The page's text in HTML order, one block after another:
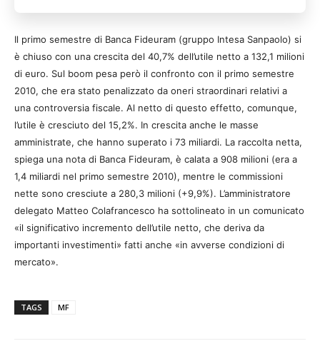
Il primo semestre di Banca Fideuram (gruppo Intesa Sanpaolo) si
è chiuso con una crescita del 40,7% dell’utile netto a 132,1 milioni
di euro. Sul boom pesa però il confronto con il primo semestre
2010, che era stato penalizzato da oneri straordinari relativi a
una controversia fiscale. Al netto di questo effetto, comunque,
l’utile è cresciuto del 15,2%. In crescita anche le masse
amministrate, che hanno superato i 73 miliardi. La raccolta netta,
spiega una nota di Banca Fideuram, è calata a 908 milioni (era a
1,4 miliardi nel primo semestre 2010), mentre le commissioni
nette sono cresciute a 280,3 milioni (+9,9%). L’amministratore
delegato Matteo Colafrancesco ha sottolineato in un comunicato
«il significativo incremento dell’utile netto, che deriva da
importanti investimenti» fatti anche «in avverse condizioni di
mercato».
TAGS MF